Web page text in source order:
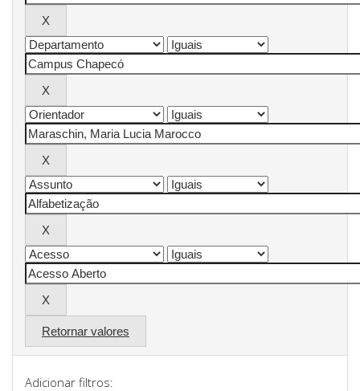
Retornar valores
Adicionar filtros: